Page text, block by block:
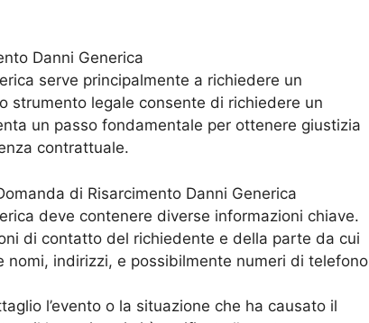
Danni Generica
serve principalmente a richiedere un
strumento legale consente di richiedere un
un passo fondamentale per ottenere giustizia
contrattuale.
di Risarcimento Danni Generica
deve contenere diverse informazioni chiave.
di contatto del richiedente e della parte da cui
nomi, indirizzi, e possibilmente numeri di telefono
l’evento o la situazione che ha causato il